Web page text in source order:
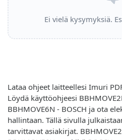
Ei vielä kysymyksiä.
Lataa ohjeet laitteellesi Imuri
Löydä käyttöohjeesi
BBHMOVE6N - BOSCH ja ota
hallintaan. Tällä sivulla
tarvittavat asiakirjat.